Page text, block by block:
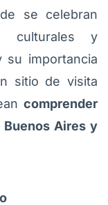
se celebran
culturales y
su importancia
sitio de visita
comprender
Aires y